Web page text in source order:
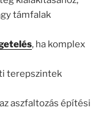
támfalak
, ha komplex
terepszintek
aszfaltozás építési